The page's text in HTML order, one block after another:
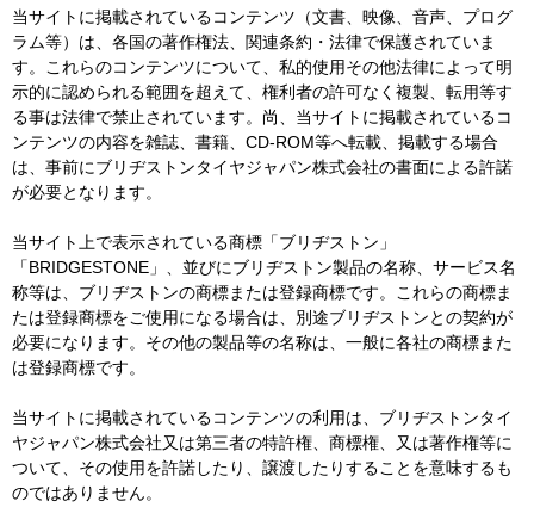
当サイトに掲載されているコンテンツ（文書、映像、音声、プログ
ラム等）は、各国の著作権法、関連条約・法律で保護されていま
す。これらのコンテンツについて、私的使用その他法律によって明
示的に認められる範囲を超えて、権利者の許可なく複製、転用等す
る事は法律で禁止されています。尚、当サイトに掲載されているコ
ンテンツの内容を雑誌、書籍、CD-ROM等へ転載、掲載する場合
は、事前にブリヂストンタイヤジャパン株式会社の書面による許諾
が必要となります。
当サイト上で表示されている商標「ブリヂストン」
「BRIDGESTONE」、並びにブリヂストン製品の名称、サービス名
称等は、ブリヂストンの商標または登録商標です。これらの商標ま
たは登録商標をご使用になる場合は、別途ブリヂストンとの契約が
必要になります。その他の製品等の名称は、一般に各社の商標また
は登録商標です。
当サイトに掲載されているコンテンツの利用は、ブリヂストンタイ
ヤジャパン株式会社又は第三者の特許権、商標権、又は著作権等に
ついて、その使用を許諾したり、譲渡したりすることを意味するも
のではありません。